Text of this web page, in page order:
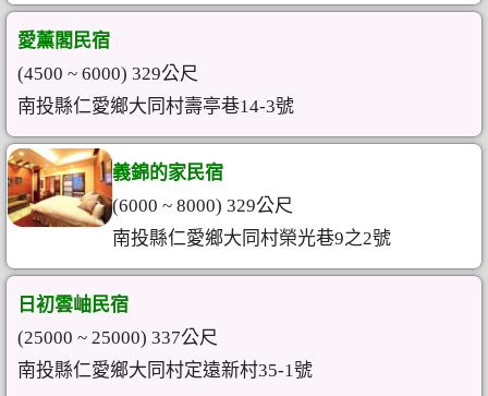
愛薰閣民宿
(4500 ~ 6000) 329公尺
南投縣仁愛鄉大同村壽亭巷14-3號
義錦的家民宿
(6000 ~ 8000) 329公尺
南投縣仁愛鄉大同村榮光巷9之2號
日初雲岫民宿
(25000 ~ 25000) 337公尺
南投縣仁愛鄉大同村定遠新村35-1號